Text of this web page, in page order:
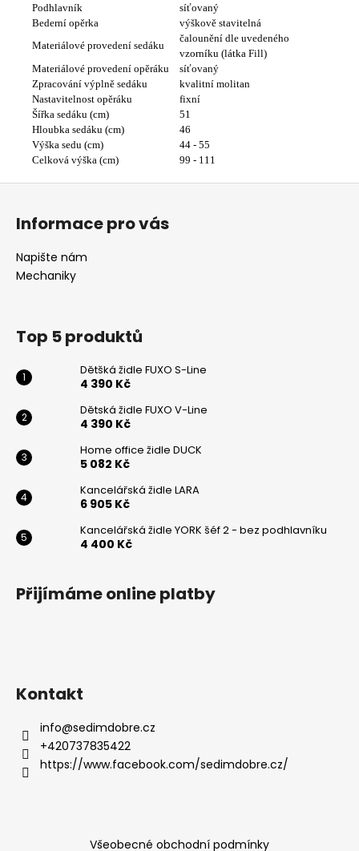
Podhlavník
síťovaný
Bederní opěrka
výškově stavitelná
Materiálové provedení sedáku
čalounění dle uvedeného
vzorníku (látka Fill)
Materiálové provedení opěráku
síťovaný
Zpracování výplně sedáku
kvalitní molitan
Nastavitelnost opěráku
fixní
Šířka sedáku (cm)
51
Hloubka sedáku (cm)
46
Výška sedu (cm)
44 - 55
Celková výška (cm)
99 - 111
Z
Informace pro vás
Napište nám
Mechaniky
Top 5 produktů
Dětšká židle FUXO S-Line
4 390 Kč
Dětská židle FUXO V-Line
4 390 Kč
Home office židle DUCK
5 082 Kč
Kancelářská židle LARA
6 905 Kč
Kancelářská židle YORK šéf 2 - bez podhlavníku
4 400 Kč
Přijímáme online platby
Kontakt
info@sedimdobre.cz
+420737835422
https://www.facebook.com/sedimdobre.cz/
Všeobecné obchodní podmínky
Powered by chaterimo